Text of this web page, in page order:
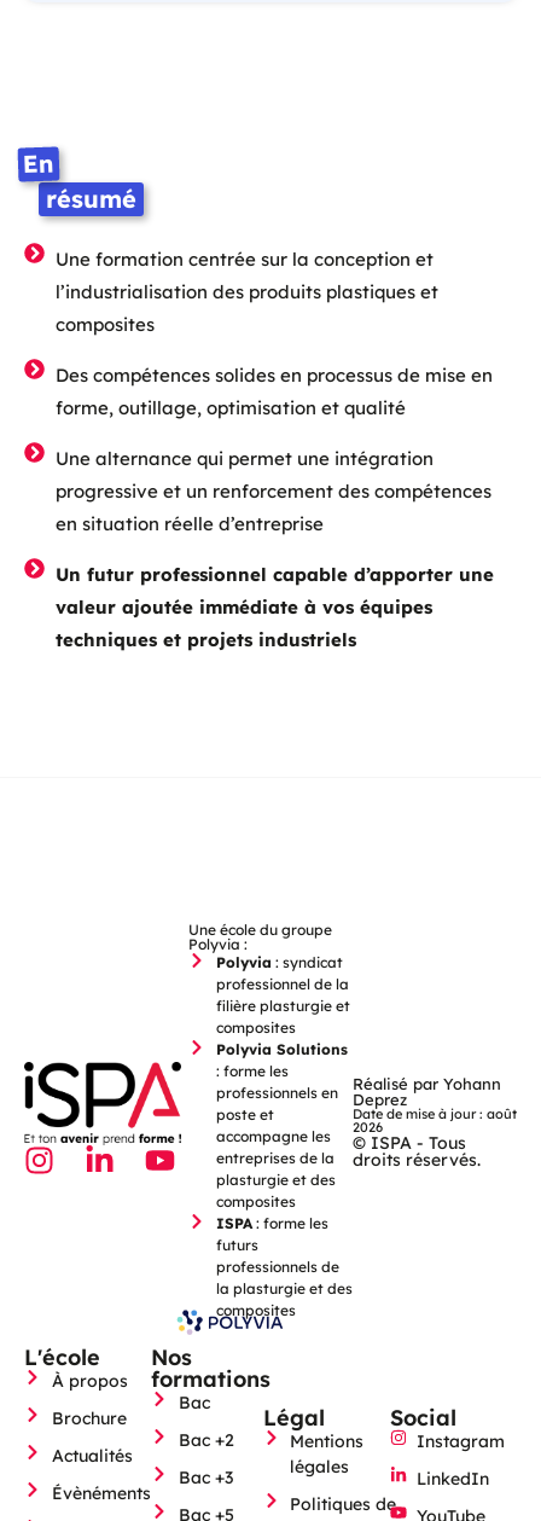
En
résumé
Une formation centrée sur la conception et
l’industrialisation des produits plastiques et
composites
Des compétences solides en processus de mise en
forme, outillage, optimisation et qualité
Une alternance qui permet une intégration
progressive et un renforcement des compétences
en situation réelle d’entreprise
Un futur professionnel capable d’apporter une
valeur ajoutée immédiate à vos équipes
techniques et projets industriels
Une école du groupe
Polyvia :
Polyvia : syndicat
professionnel de la
filière plasturgie et
composites
Polyvia Solutions
: forme les
professionnels en
poste et
accompagne les
entreprises de la
plasturgie et des
composites
ISPA: forme les
futurs
professionnels de
la plasturgie et des
composites
Réalisé par Yohann
Deprez
Date de mise à jour : août
2026
© ISPA - Tous
droits réservés.
L'école
À propos
Brochure
Actualités
Évènéments
Nos
formations
Bac
Bac +2
Bac +3
Bac +5
Légal
Mentions
légales
Politiques de
Social
Instagram
LinkedIn
YouTube